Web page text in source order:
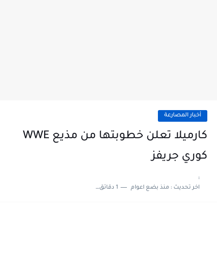
أخبار المصارعة
كارميلا تعلن خطوبتها من مذيع WWE
كوري جريفز
:
اخر تحديث :منذ بضع اعوام 1 دقائق للقراءة